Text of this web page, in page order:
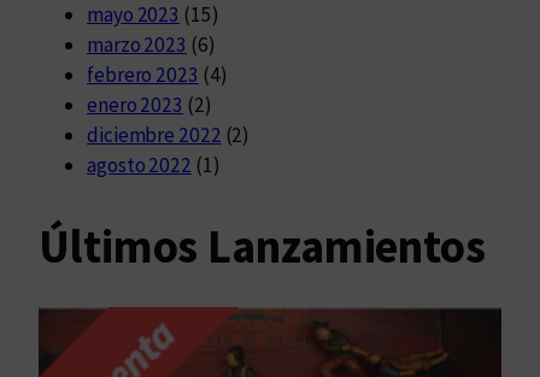
mayo 2023 (15)
marzo 2023 (6)
febrero 2023 (4)
enero 2023 (2)
diciembre 2022 (2)
agosto 2022 (1)
Últimos Lanzamientos